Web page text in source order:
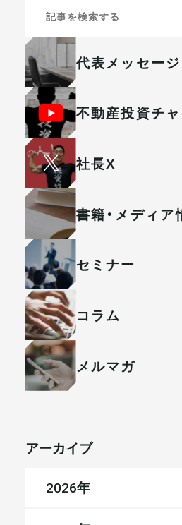
代表メッセージ
不動産投資チ
社⻑X
書籍・メディア
セミナー
コラム
メルマガ
アーカイブ
2026年